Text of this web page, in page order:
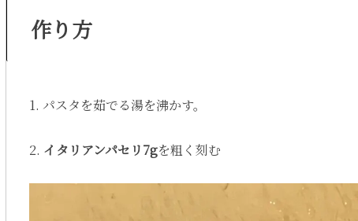
作り方
1. パスタを茹でる湯を沸かす。
2. イタリアンパセリ7gを粗く刻む